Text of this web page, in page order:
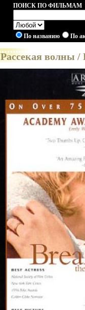
ПОИСК ПО ФИЛЬМАМ
По названию По
Рассекая волны